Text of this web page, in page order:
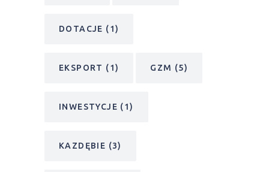
DOTACJE (1)
EKSPORT (1) GZM (5)
INWESTYCJE (1)
KAZDĘBIE (3)